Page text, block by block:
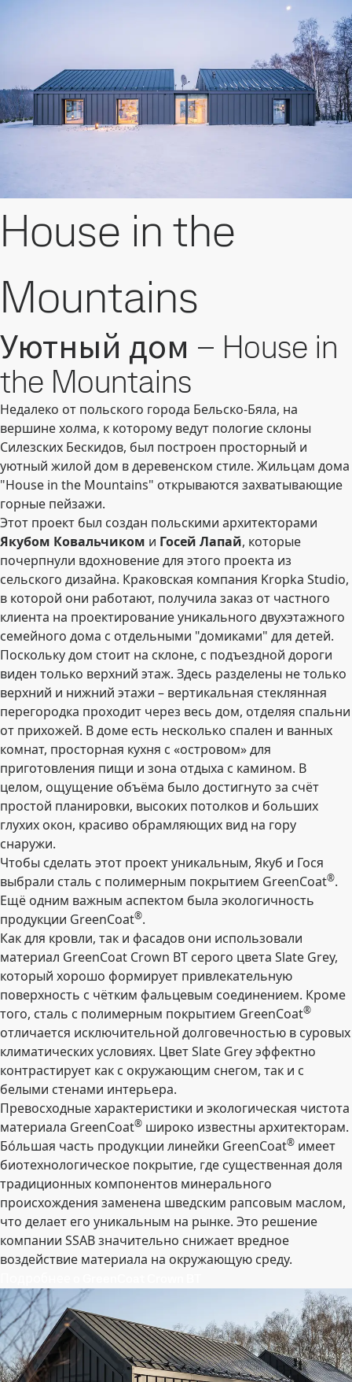
House in the
Mountains
Уютный дом – House in
the Mountains
Недалеко от польского города Бельско-Бяла, на
вершине холма, к которому ведут пологие склоны
Силезских Бескидов, был построен просторный и
уютный жилой дом в деревенском стиле. Жильцам дома
"House in the Mountains" открываются захватывающие
горные пейзажи.
Этот проект был создан польскими архитекторами
Якубом Ковальчиком и Госей Лапай, которые
почерпнули вдохновение для этого проекта из
сельского дизайна. Краковская компания Kropka Studio,
в которой они работают, получила заказ от частного
клиента на проектирование уникального двухэтажного
семейного дома с отдельными "домиками" для детей.
Поскольку дом стоит на склоне, с подъездной дороги
виден только верхний этаж. Здесь разделены не только
верхний и нижний этажи – вертикальная стеклянная
перегородка проходит через весь дом, отделяя спальни
от прихожей. В доме есть несколько спален и ванных
комнат, просторная кухня с «островом» для
приготовления пищи и зона отдыха с камином. В
целом, ощущение объёма было достигнуто за счёт
простой планировки, высоких потолков и больших
глухих окон, красиво обрамляющих вид на гору
снаружи.
Чтобы сделать этот проект уникальным, Якуб и Гося
выбрали сталь с полимерным покрытием GreenCoat®.
Ещё одним важным аспектом была экологичность
продукции GreenCoat®.
Как для кровли, так и фасадов они использовали
материал GreenCoat Crown BT серого цвета Slate Grey,
который хорошо формирует привлекательную
поверхность с чётким фальцевым соединением. Кроме
того, сталь с полимерным покрытием GreenCoat®
отличается исключительной долговечностью в суровых
климатических условиях. Цвет Slate Grey эффектно
контрастирует как с окружающим снегом, так и с
белыми стенами интерьера.
Превосходные характеристики и экологическая чистота
материала GreenCoat® широко известны архитекторам.
Бóльшая часть продукции линейки GreenCoat® имеет
биотехнологическое покрытие, где существенная доля
традиционных компонентов минерального
происхождения заменена шведским рапсовым маслом,
что делает его уникальным на рынке. Это решение
компании SSAB значительно снижает вредное
воздействие материала на окружающую среду.